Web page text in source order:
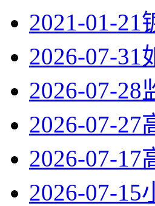
2021-01-21
2026-07-31
2026-07-28
2026-07-27
2026-07-17
2026-07-15